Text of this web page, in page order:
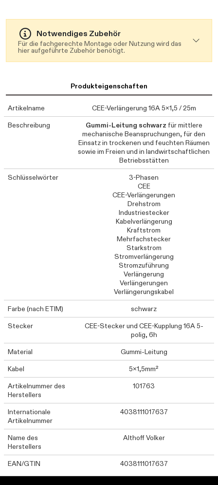
Notwendiges Zubehör
Für die fachgerechte Montage oder Nutzung wird das
hier aufgeführte Zubehör benötigt.
Produkteigenschaften
Artikelname
CEE-Verlängerung 16A 5x1,5 / 25m
Beschreibung
Gummi-Leitung schwarz für mittlere
mechanische Beanspruchungen, für den
Einsatz in trockenen und feuchten Räumen
sowie im Freien und in landwirtschaftlichen
Betriebsstätten
Schlüsselwörter
3-Phasen
CEE
CEE-Verlängerungen
Drehstrom
Industriestecker
Kabelverlängerung
Kraftstrom
Mehrfachstecker
Starkstrom
Stromverlängerung
Stromzuführung
Verlängerung
Verlängerungen
Verlängerungskabel
Farbe (nach ETIM)
schwarz
Stecker
CEE-Stecker und CEE-Kupplung 16A 5-
polig, 6h
Material
Gummi-Leitung
Kabel
5x1,5mm²
Artikelnummer des
Herstellers
101763
Internationale
Artikelnummer
4038111017637
Name des
Herstellers
Althoff Volker
EAN/GTIN 4038111017637